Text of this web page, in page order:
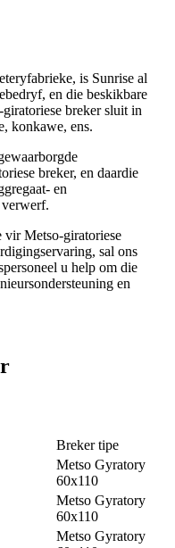
is Sunrise al
en die beskikbare
breker sluit in
konkawe, ens.
breker, en daardie
en
vir Metso-giratoriese
sal ons
u help om die
en
Breker tipe
Metso Gyratory
60x110
Metso Gyratory
60x110
Metso Gyratory